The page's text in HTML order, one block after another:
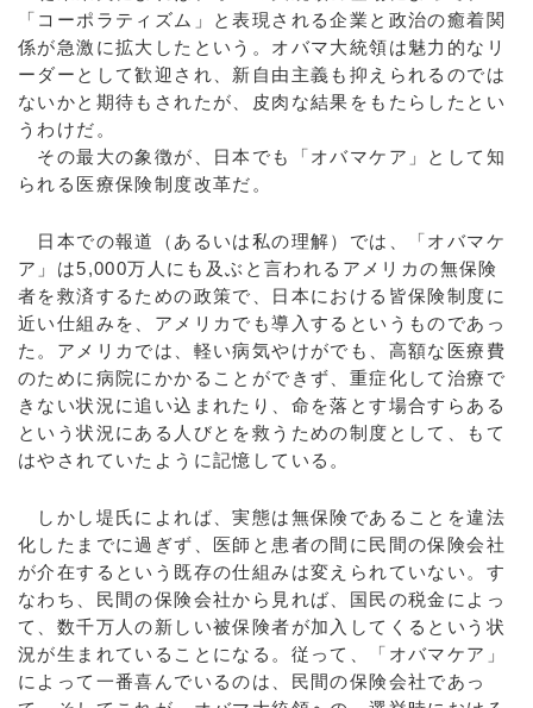
「コーポラティズム」と表現される企業と政治の癒着関
係が急激に拡大したという。オバマ大統領は魅力的なリ
ーダーとして歓迎され、新自由主義も抑えられるのでは
ないかと期待もされたが、皮肉な結果をもたらしたとい
うわけだ。
その最大の象徴が、日本でも「オバマケア」として知
られる医療保険制度改革だ。
日本での報道（あるいは私の理解）では、「オバマケ
ア」は5,000万人にも及ぶと言われるアメリカの無保険
者を救済するための政策で、日本における皆保険制度に
近い仕組みを、アメリカでも導入するというものであっ
た。アメリカでは、軽い病気やけがでも、高額な医療費
のために病院にかかることができず、重症化して治療で
きない状況に追い込まれたり、命を落とす場合すらある
という状況にある人びとを救うための制度として、もて
はやされていたように記憶している。
しかし堤氏によれば、実態は無保険であることを違法
化したまでに過ぎず、医師と患者の間に民間の保険会社
が介在するという既存の仕組みは変えられていない。す
なわち、民間の保険会社から見れば、国民の税金によっ
て、数千万人の新しい被保険者が加入してくるという状
況が生まれていることになる。従って、「オバマケア」
によって一番喜んでいるのは、民間の保険会社であっ